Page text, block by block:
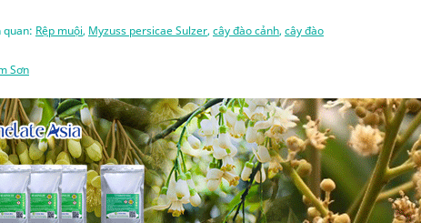
quan: Rệp muội, Myzuss persicae Sulzer, cây đào cảnh, cây đào
Sơn